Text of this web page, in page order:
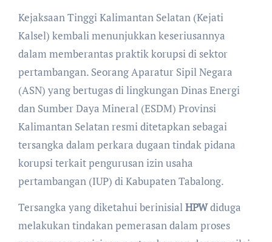
Kejaksaan Tinggi Kalimantan Selatan (Kejati
Kalsel) kembali menunjukkan keseriusannya
dalam memberantas praktik korupsi di sektor
pertambangan. Seorang Aparatur Sipil Negara
(ASN) yang bertugas di lingkungan Dinas Energi
dan Sumber Daya Mineral (ESDM) Provinsi
Kalimantan Selatan resmi ditetapkan sebagai
tersangka dalam perkara dugaan tindak pidana
korupsi terkait pengurusan izin usaha
pertambangan (IUP) di Kabupaten Tabalong.
Tersangka yang diketahui berinisialHPWdiduga
melakukan tindakan pemerasan dalam proses